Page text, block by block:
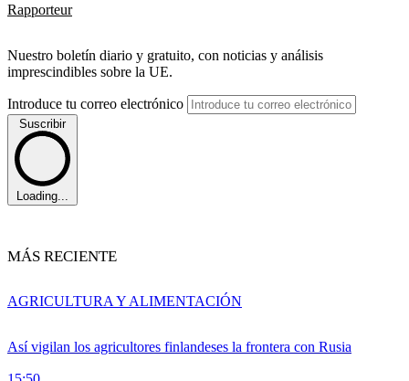
Rapporteur
Nuestro boletín diario y gratuito, con noticias y análisis
imprescindibles sobre la UE.
Introduce tu correo electrónico
Suscribir
Loading...
MÁS RECIENTE
Así vigilan los agricultores finlandeses la frontera con Rusia
AGRICULTURA Y ALIMENTACIÓN